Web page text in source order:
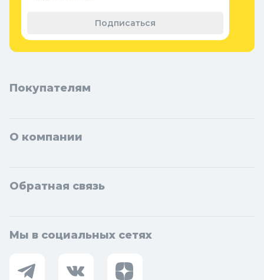
Подписаться
Покупателям
О компании
Обратная связь
Мы в социальных сетях